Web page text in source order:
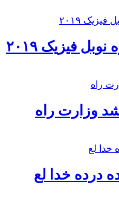
فیزیک ۲۰۱۹
وزارت راه
درده خدا لع